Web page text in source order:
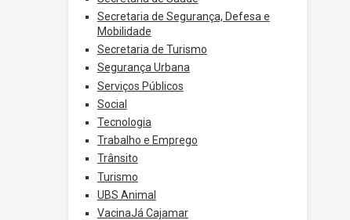
Secretaria de Segurança, Defesa e
Mobilidade
Secretaria de Turismo
Segurança Urbana
Serviços Públicos
Social
Tecnologia
Trabalho e Emprego
Trânsito
Turismo
UBS Animal
VacinaJá Cajamar